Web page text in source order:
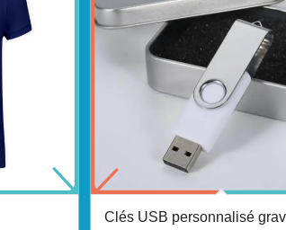
Clés USB personnalisé